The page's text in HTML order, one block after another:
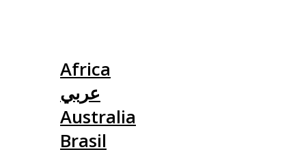
Africa
عربي
Australia
Brasil